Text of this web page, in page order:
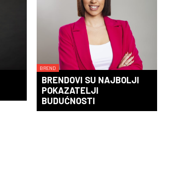
BREND
BRENDOVI SU NAJBOLJI
POKAZATELJI
BUDUĆNOSTI